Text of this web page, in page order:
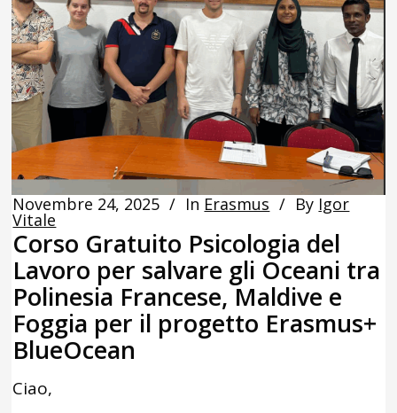
Novembre 24, 2025 In Erasmus By Igor
Vitale
Corso Gratuito Psicologia del
Lavoro per salvare gli Oceani tra
Polinesia Francese, Maldive e
Foggia per il progetto Erasmus+
BlueOcean
Ciao,